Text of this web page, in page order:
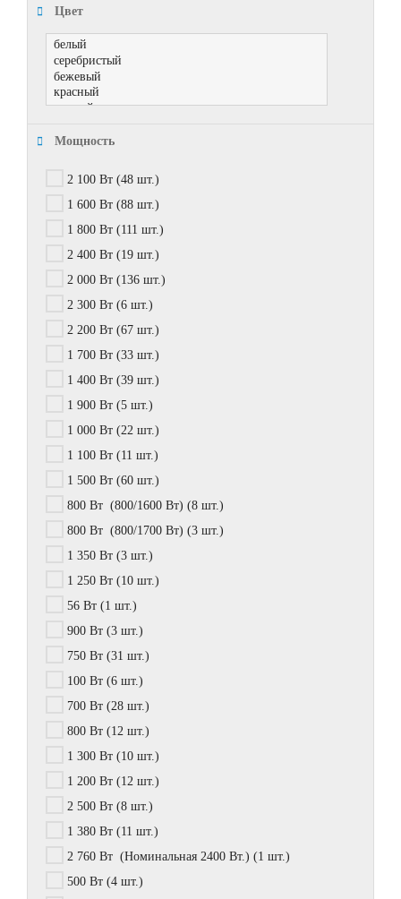
Цвет
Мощность
2 100 Вт (48 шт.)
1 600 Вт (88 шт.)
1 800 Вт (111 шт.)
2 400 Вт (19 шт.)
2 000 Вт (136 шт.)
2 300 Вт (6 шт.)
2 200 Вт (67 шт.)
1 700 Вт (33 шт.)
1 400 Вт (39 шт.)
1 900 Вт (5 шт.)
1 000 Вт (22 шт.)
1 100 Вт (11 шт.)
1 500 Вт (60 шт.)
800 Вт (800/1600 Вт) (8 шт.)
800 Вт (800/1700 Вт) (3 шт.)
1 350 Вт (3 шт.)
1 250 Вт (10 шт.)
56 Вт (1 шт.)
900 Вт (3 шт.)
750 Вт (31 шт.)
100 Вт (6 шт.)
700 Вт (28 шт.)
800 Вт (12 шт.)
1 300 Вт (10 шт.)
1 200 Вт (12 шт.)
2 500 Вт (8 шт.)
1 380 Вт (11 шт.)
2 760 Вт (Номинальная 2400 Вт.) (1 шт.)
500 Вт (4 шт.)